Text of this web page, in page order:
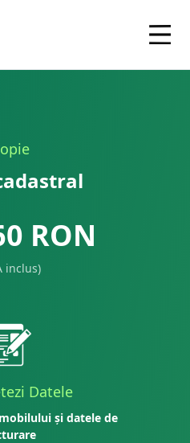
RON
inclus)
Datele
și datele de